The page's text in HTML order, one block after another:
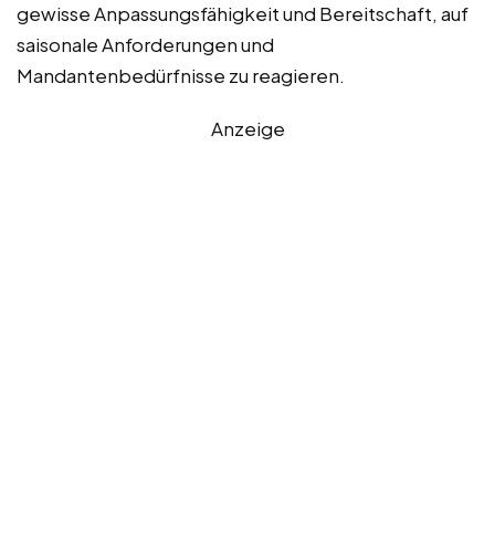
gewisse Anpassungsfähigkeit und Bereitschaft, auf
saisonale Anforderungen und
Mandantenbedürfnisse zu reagieren.
Anzeige